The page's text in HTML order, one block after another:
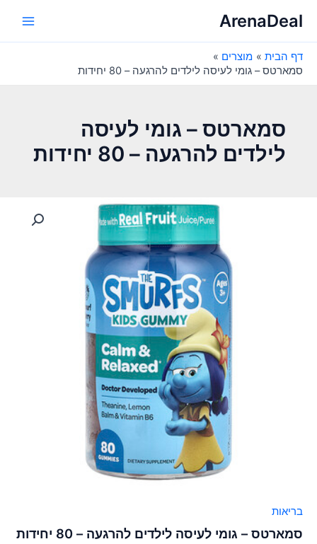
לתוכןArenaDeal
דף הבית
מוצרים
סמארטס – גומי לעיסה לילדים להרגעה – 80 יחידות
סמארטס – גומי לעיסה
לילדים להרגעה – 80 יחידות
בריאות
סמארטס – גומי לעיסה לילדים להרגעה – 80 יחידות